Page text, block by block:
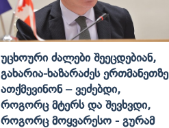
Უცხოური Ძალები Შეეცდებიან,
Გახარია-Ხაზარაძეს Ერთმანეთზე
Ათქმევინონ – Ვეძებდი,
Როგორც Მტერს Და Შევხვდი,
Როგორც Მოყვარესო - Გურამ